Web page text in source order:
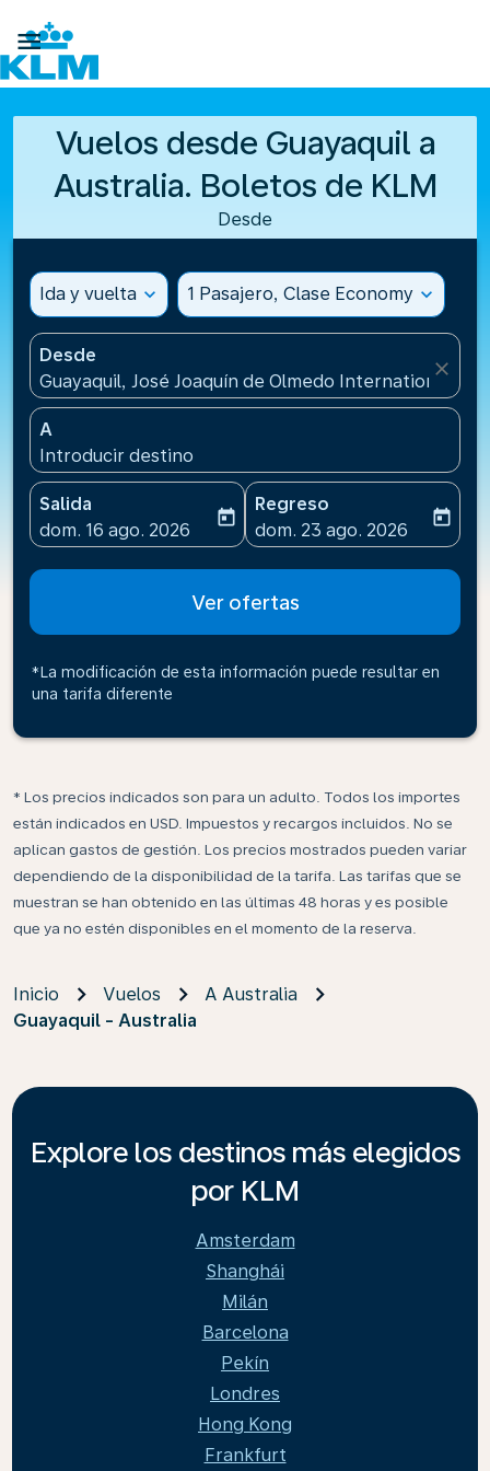

Vuelos desde Guayaquil a
Australia. Boletos de KLM
Desde
Ida y vuelta expand_more 1 Pasajero, Clase Economy expand_more
Desde
Guayaquil, José Joaquín de Olmedo International
close
A
Introducir destino
Salida
fc-booking-departure-date-aria-label
dom. 16 ago. 2026
today
Regreso
fc-booking-return-date-
dom. 23 ago. 2026
today
Ver ofertas
*La modificación de esta información puede resultar en
una tarifa diferente
* Los precios indicados son para un adulto. Todos los importes
están indicados en USD. Impuestos y recargos incluidos. No se
aplican gastos de gestión. Los precios mostrados pueden variar
dependiendo de la disponibilidad de la tarifa. Las tarifas que se
muestran se han obtenido en las últimas 48 horas y es posible
que ya no estén disponibles en el momento de la reserva.
Inicio Vuelos
A Australia
Guayaquil - Australia
Explore los destinos más elegidos
por KLM
Amsterdam
Shanghái
Milán
Barcelona
Pekín
Londres
Hong Kong
Frankfurt